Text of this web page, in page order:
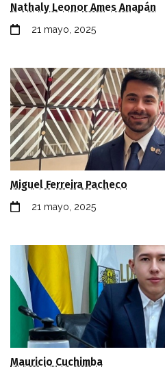
Nathaly Leonor Ames Anapán
21 mayo, 2025
Miguel Ferreira Pacheco
21 mayo, 2025
Mauricio Cuchimba